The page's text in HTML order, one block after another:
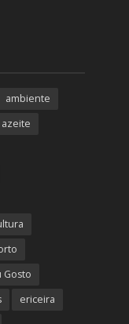
ambiente
azeite
Gosto
ericeira